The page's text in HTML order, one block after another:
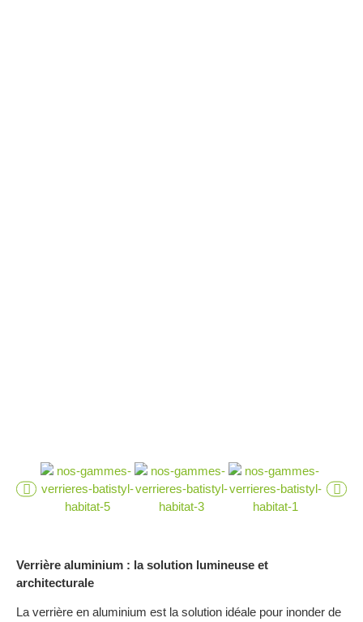
Verrière aluminium : la solution lumineuse et
architecturale
La verrière en aluminium est la solution idéale pour inonder de